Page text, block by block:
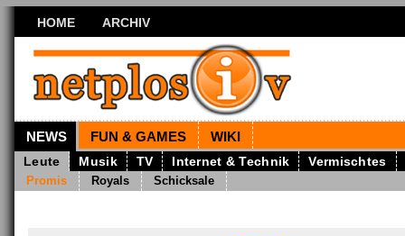
HOME ARCHIV
NEWS FUN & GAMES WIKI
Leute Musik TV Internet & Technik Vermischtes
Promis Royals Schicksale